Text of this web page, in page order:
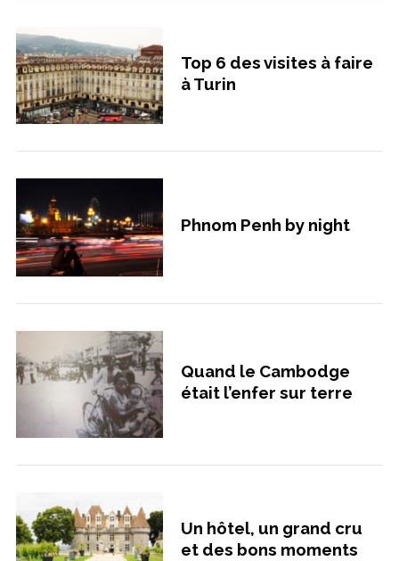
Top 6 des visites à faire
à Turin
Phnom Penh by night
Quand le Cambodge
était l’enfer sur terre
Un hôtel, un grand cru
et des bons moments